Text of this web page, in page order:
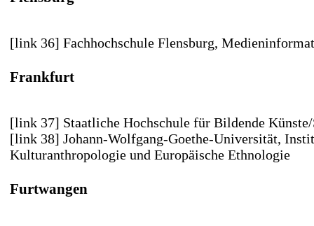
[link 36] Fachhochschule Flensburg,
Frankfurt
[link 37] Staatliche Hochschule für Bildende
[link 38] Johann-Wolfgang-Goethe-Universität,
Kulturanthropologie und Europäische Ethnologie
Furtwangen